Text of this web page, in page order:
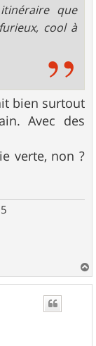
que
cool à
bien surtout
Avec des
verte, non ?
a